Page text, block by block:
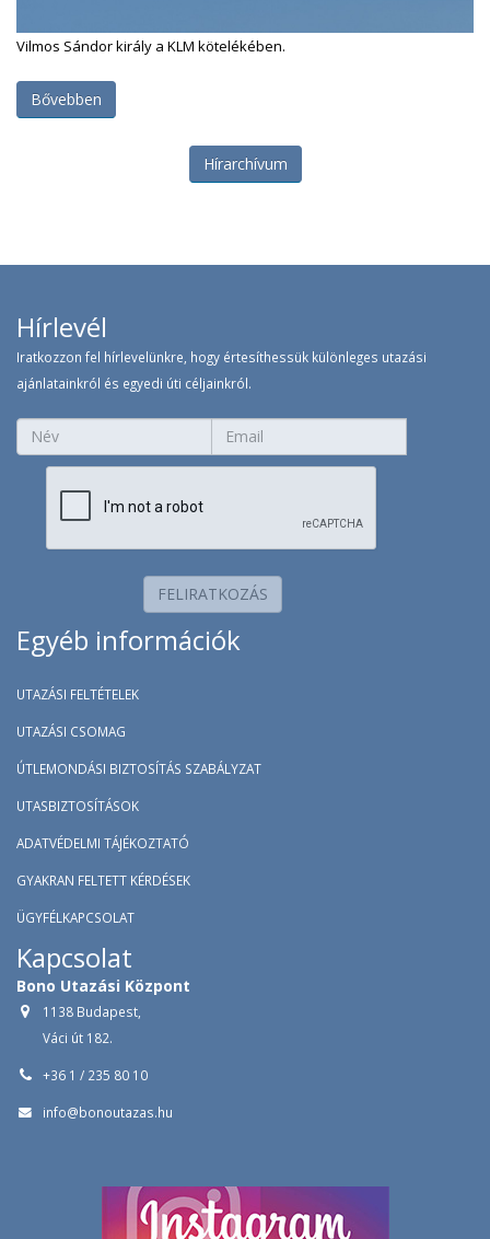
Vilmos Sándor király a KLM kötelékében.
Bővebben
Hírarchívum
Hírlevél
Iratkozzon fel hírlevelünkre, hogy értesíthessük különleges utazási
ajánlatainkról és egyedi úti céljainkról.
FELIRATKOZÁS
Egyéb információk
UTAZÁSI FELTÉTELEK
UTAZÁSI CSOMAG
ÚTLEMONDÁSI BIZTOSÍTÁS SZABÁLYZAT
UTASBIZTOSÍTÁSOK
ADATVÉDELMI TÁJÉKOZTATÓ
GYAKRAN FELTETT KÉRDÉSEK
ÜGYFÉLKAPCSOLAT
Kapcsolat
Bono Utazási Központ
1138 Budapest,
Váci út 182.
+36 1 / 235 80 10
info@bonoutazas.hu